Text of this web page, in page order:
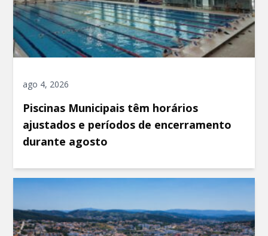
ago 4, 2026
Piscinas Municipais têm horários
ajustados e períodos de encerramento
durante agosto